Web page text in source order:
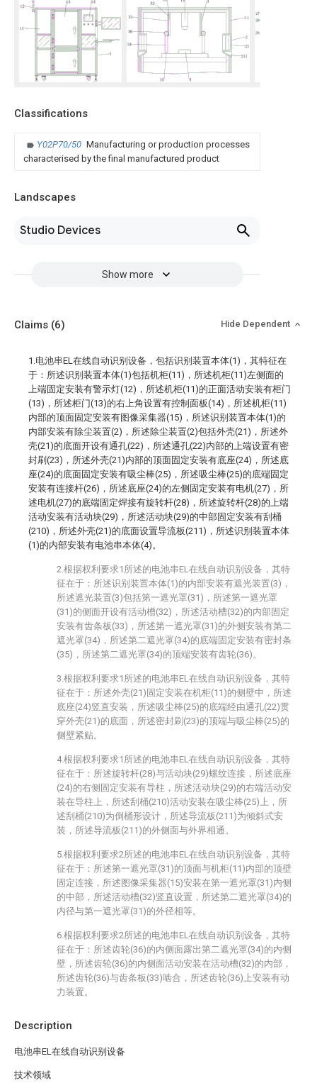
Classifications
Y02P70/50 Manufacturing or production processes
characterised by the final manufactured product
Landscapes
Studio Devices
Show more
Description
电池串EL在线自动识别设备
技术领域
Claims (6) Hide Dependent
1.电池串EL在线自动识别设备，包括识别装置本体(1)，其特征在
于：所述识别装置本体(1)包括机柜(11)，所述机柜(11)左侧面的
上端固定安装有警示灯(12)，所述机柜(11)的正面活动安装有柜门
(13)，所述柜门(13)的右上角设置有控制面板(14)，所述机柜(11)
内部的顶面固定安装有图像采集器(15)，所述识别装置本体(1)的
内部安装有除尘装置(2)，所述除尘装置(2)包括外壳(21)，所述外
壳(21)的底面开设有通孔(22)，所述通孔(22)内部的上端设置有密
封刷(23)，所述外壳(21)内部的顶面固定安装有底座(24)，所述底
座(24)的底面固定安装有吸尘棒(25)，所述吸尘棒(25)的底端固定
安装有连接杆(26)，所述底座(24)的左侧固定安装有电机(27)，所
述电机(27)的底端固定焊接有旋转杆(28)，所述旋转杆(28)的上端
活动安装有活动块(29)，所述活动块(29)的中部固定安装有刮桶
(210)，所述外壳(21)的底面设置导流板(211)，所述识别装置本体
(1)的内部安装有电池串本体(4)。
2.根据权利要求1所述的电池串EL在线自动识别设备，其特
征在于：所述识别装置本体(1)的内部安装有遮光装置(3)，
所述遮光装置(3)包括第一遮光罩(31)，所述第一遮光罩
(31)的侧面开设有活动槽(32)，所述活动槽(32)的内部固定
安装有齿条板(33)，所述第一遮光罩(31)的外侧安装有第二
遮光罩(34)，所述第二遮光罩(34)的底端固定安装有密封条
(35)，所述第二遮光罩(34)的顶端安装有齿轮(36)。
3.根据权利要求1所述的电池串EL在线自动识别设备，其特
征在于：所述外壳(21)固定安装在机柜(11)的侧壁中，所述
底座(24)竖直安装，所述吸尘棒(25)的底端经由通孔(22)贯
穿外壳(21)的底面，所述密封刷(23)的顶端与吸尘棒(25)的
侧壁紧贴。
4.根据权利要求1所述的电池串EL在线自动识别设备，其特
征在于：所述旋转杆(28)与活动块(29)螺纹连接，所述底座
(24)的右侧固定安装有导柱，所述活动块(29)的右端活动安
装在导柱上，所述刮桶(210)活动安装在吸尘棒(25)上，所
述刮桶(210)为倒桶形设计，所述导流板(211)为倾斜式安
装，所述导流板(211)的外侧面与外界相通。
5.根据权利要求2所述的电池串EL在线自动识别设备，其特
征在于：所述第一遮光罩(31)的顶面与机柜(11)内部的顶壁
固定连接，所述图像采集器(15)安装在第一遮光罩(31)内侧
的中部，所述活动槽(32)竖直设置，所述第二遮光罩(34)的
内径与第一遮光罩(31)的外径相等。
6.根据权利要求2所述的电池串EL在线自动识别设备，其特
征在于：所述齿轮(36)的内侧面露出第二遮光罩(34)的内侧
壁，所述齿轮(36)的内侧面活动安装在活动槽(32)的内部，
所述齿轮(36)与齿条板(33)啮合，所述齿轮(36)上安装有动
力装置。